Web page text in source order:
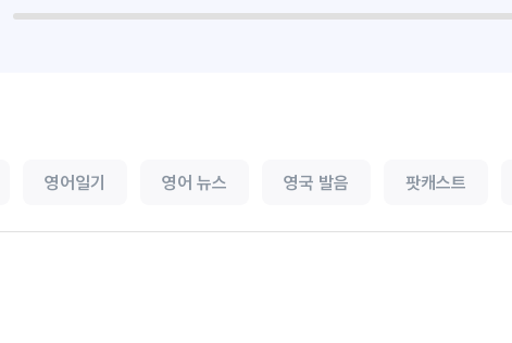
영어일기 영어 뉴스 영국 발음 팟캐스트